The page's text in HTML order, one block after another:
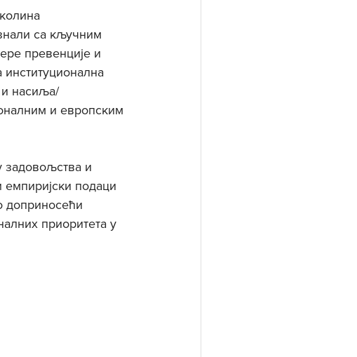
са кључним
превенције и
и насиља/
и европским
задовољства и
подаци
доприносећи
приоритета у